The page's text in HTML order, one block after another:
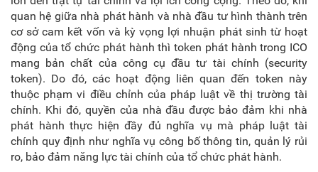
quan hệ giữa nhà phát hành và nhà đầu tư hình thành trên
cơ sở cam kết vốn và kỳ vọng lợi nhuận phát sinh từ hoạt
động của tổ chức phát hành thì token phát hành trong ICO
mang bản chất của công cụ đầu tư tài chính (security
token). Do đó, các hoạt động liên quan đến token này
thuộc phạm vi điều chỉnh của pháp luật về thị trường tài
chính. Khi đó, quyền của nhà đầu được bảo đảm khi nhà
phát hành thực hiện đầy đủ nghĩa vụ mà pháp luật tài
chính quy định như nghĩa vụ công bố thông tin, quản lý rủi
ro, bảo đảm năng lực tài chính của tổ chức phát hành.